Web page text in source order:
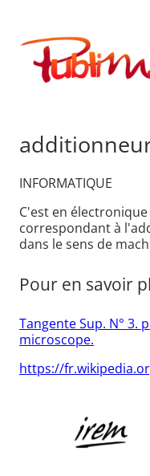
contenu
Publimath
INFORMATIQUE
C'est en
correspondant à
dans le sens de
Pour en savoir
Tangente Sup. N° 3.
microscope.
https://